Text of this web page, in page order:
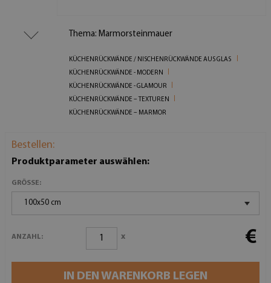
Thema: Marmorsteinmauer
KÜCHENRÜCKWÄNDE / NISCHENRÜCKWÄNDE AUS GLAS
KÜCHENRÜCKWÄNDE - MODERN
KÜCHENRÜCKWÄNDE - GLAMOUR
KÜCHENRÜCKWÄNDE – TEXTUREN
KÜCHENRÜCKWÄNDE – MARMOR
Bestellen:
Produktparameter auswählen:
GRÖSSE:
100x50 cm
ANZAHL: x €
IN DEN WARENKORB LEGEN